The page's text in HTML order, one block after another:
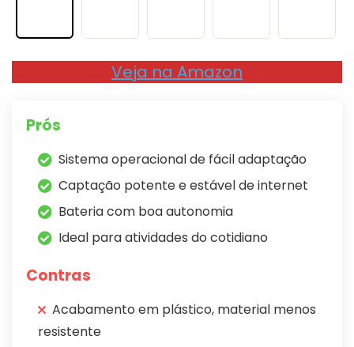
Veja na Amazon
Prós
Sistema operacional de fácil adaptação
Captação potente e estável de internet
Bateria com boa autonomia
Ideal para atividades do cotidiano
Contras
Acabamento em plástico, material menos
resistente